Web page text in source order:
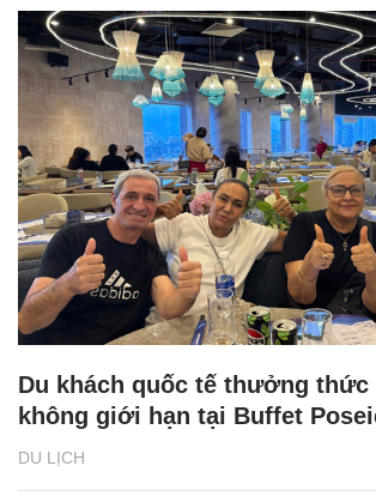
DU LỊCH
Du khách quốc tế thưởng thức
không giới hạn tại Buffet